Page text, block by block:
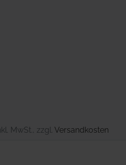
MwSt., zzgl. Versandkosten